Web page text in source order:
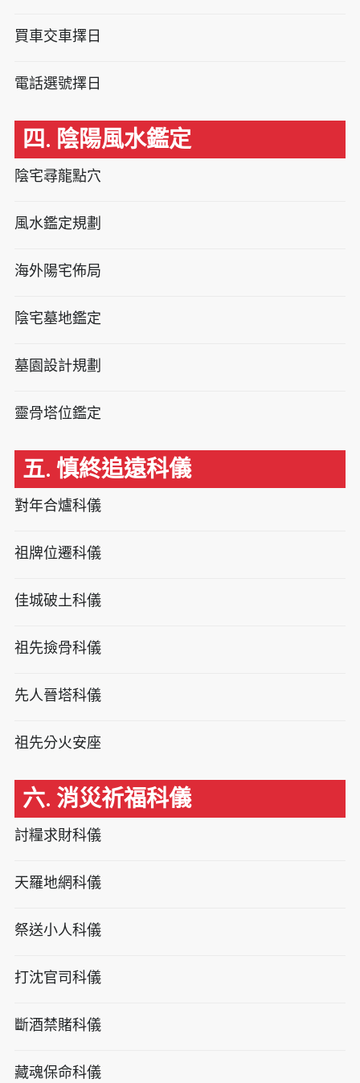
買車交車擇日
電話選號擇日
四. 陰陽風水鑑定
陰宅尋龍點穴
風水鑑定規劃
海外陽宅佈局
陰宅墓地鑑定
墓園設計規劃
靈骨塔位鑑定
五. 慎終追遠科儀
對年合爐科儀
祖牌位遷科儀
佳城破土科儀
祖先撿骨科儀
先人晉塔科儀
祖先分火安座
六. 消災祈福科儀
討糧求財科儀
天羅地網科儀
祭送小人科儀
打沈官司科儀
斷酒禁賭科儀
藏魂保命科儀